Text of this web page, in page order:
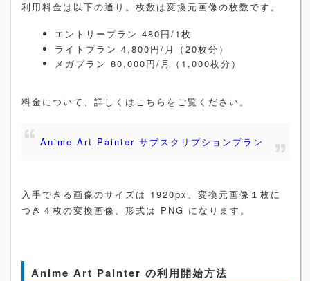
利用料金は以下の通り。枚数は変換元画像の枚数です。
エントリープラン 480円/1枚
ライトプラン 4,800円/月（20枚分）
メガプラン 80,000円/月（1,000枚分）
料金について、詳しくはこちらをご覧ください。
Anime Art Painter サブスクリプションプラン
入手できる画像のサイズは 1920px、変換元画像１枚に
つき４枚の変換画像、形式は PNG になります。
Anime Art Painter の利用開始方法